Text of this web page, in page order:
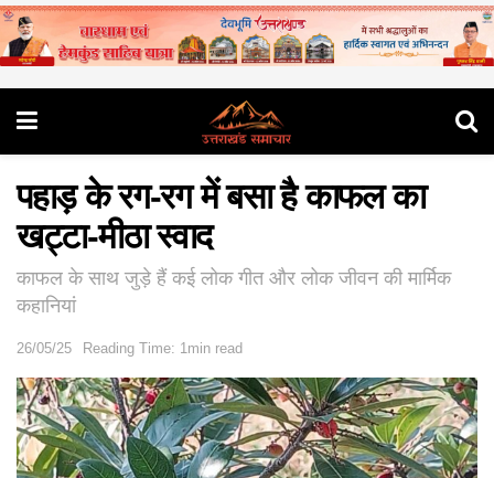
पहाड़ के रग-रग में बसा है काफल का
खट्टा-मीठा स्वाद
काफल के साथ जुड़े हैं कई लोक गीत और लोक जीवन की मार्मिक
कहानियां
26/05/25 Reading Time: 1min read